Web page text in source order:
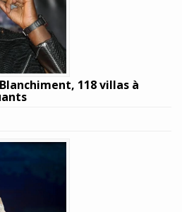
118 villas à